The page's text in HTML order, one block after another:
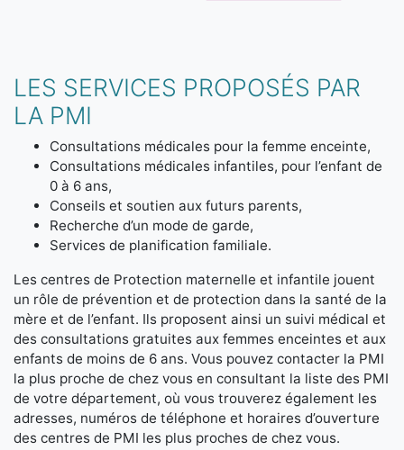
LES SERVICES PROPOSÉS PAR
LA PMI
Consultations médicales pour la femme enceinte,
Consultations médicales infantiles, pour l’enfant de
0 à 6 ans,
Conseils et soutien aux futurs parents,
Recherche d’un mode de garde,
Services de planification familiale.
Les centres de Protection maternelle et infantile jouent
un rôle de prévention et de protection dans la santé de la
mère et de l’enfant. Ils proposent ainsi un suivi médical et
des consultations gratuites aux femmes enceintes et aux
enfants de moins de 6 ans. Vous pouvez contacter la PMI
la plus proche de chez vous en consultant la liste des PMI
de votre département, où vous trouverez également les
adresses, numéros de téléphone et horaires d’ouverture
des centres de PMI les plus proches de chez vous.